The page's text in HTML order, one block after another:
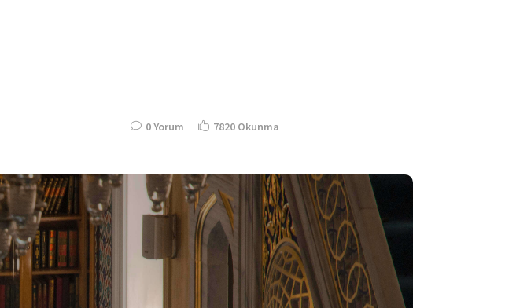
0 Yorum 7820 Okunma